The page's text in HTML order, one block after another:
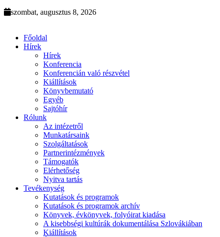
szombat, augusztus 8, 2026
Főoldal
Hírek
Hírek
Konferencia
Konferencián való részvétel
Kiállítások
Könyvbemutató
Egyéb
Sajtóhír
Rólunk
Az intézetről
Munkatársaink
Szolgáltatások
Partnerintézmények
Támogatók
Elérhetőség
Nyitva tartás
Tevékenység
Kutatások és programok
Kutatások és programok archív
Könyvek, évkönyvek, folyóirat kiadása
A kisebbségi kultúrák dokumentálása Szlovákiában
Kiállítások